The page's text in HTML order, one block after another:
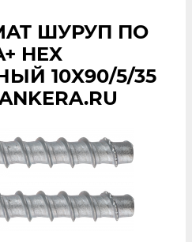
ШУРУП ПО
HEX
10X90/5/35